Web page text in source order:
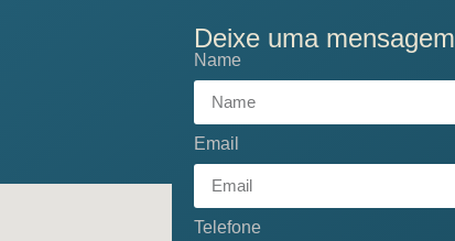
Deixe uma mensagem
Name
Email
Telefone